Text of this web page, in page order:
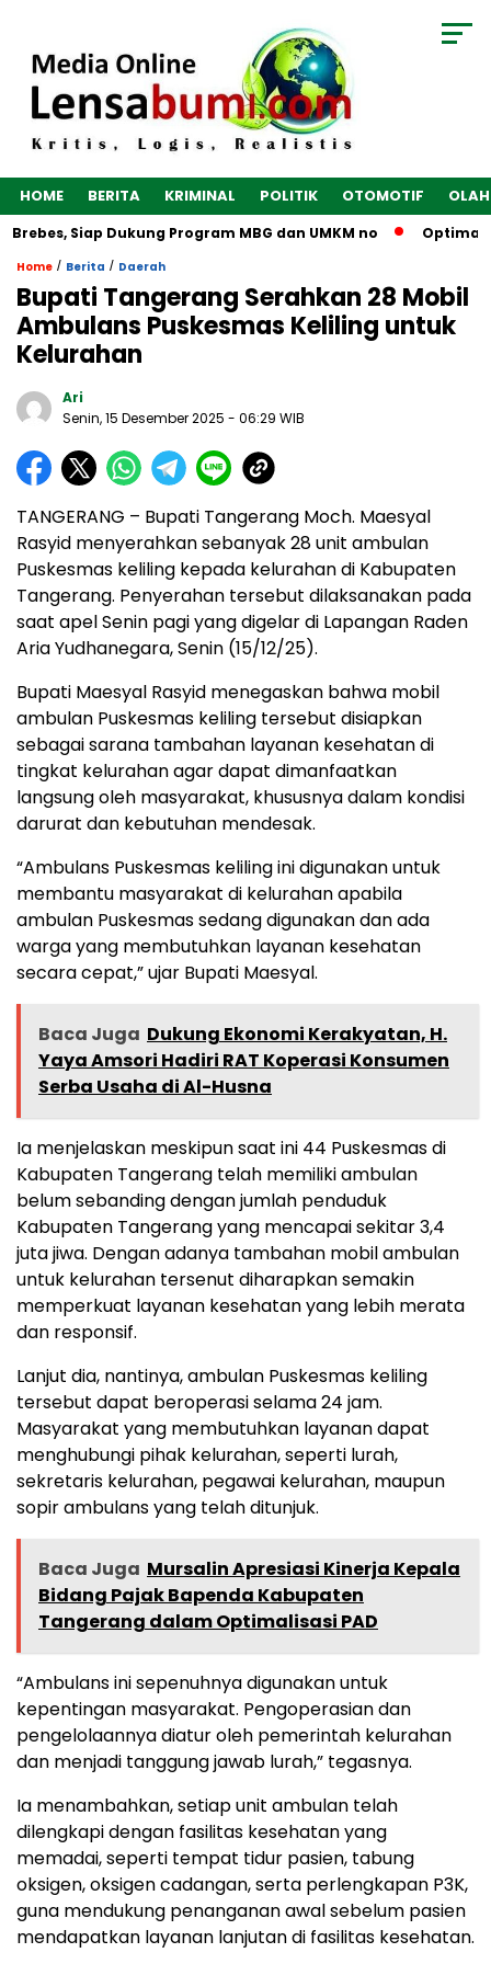
HOME BERITA KRIMINAL POLITIK OTOMOTIF
Siap Dukung Program MBG dan UMKM no
Home / Berita / Daerah
Bupati Tangerang Serahkan 28 Mobil
Ambulans Puskesmas Keliling untuk
Kelurahan
Ari
Senin, 15 Desember 2025 - 06:29 WIB
TANGERANG – Bupati Tangerang Moch. Maesyal
Rasyid menyerahkan sebanyak 28 unit ambulan
Puskesmas keliling kepada kelurahan di Kabupaten
Tangerang. Penyerahan tersebut dilaksanakan pada
saat apel Senin pagi yang digelar di Lapangan Raden
Aria Yudhanegara, Senin (15/12/25).
Bupati Maesyal Rasyid menegaskan bahwa mobil
ambulan Puskesmas keliling tersebut disiapkan
sebagai sarana tambahan layanan kesehatan di
tingkat kelurahan agar dapat dimanfaatkan
langsung oleh masyarakat, khususnya dalam kondisi
darurat dan kebutuhan mendesak.
“Ambulans Puskesmas keliling ini digunakan untuk
membantu masyarakat di kelurahan apabila
ambulan Puskesmas sedang digunakan dan ada
warga yang membutuhkan layanan kesehatan
secara cepat,” ujar Bupati Maesyal.
Baca Juga Dukung Ekonomi Kerakyatan, H.
Yaya Amsori Hadiri RAT Koperasi Konsumen
Serba Usaha di Al-Husna
Ia menjelaskan meskipun saat ini 44 Puskesmas di
Kabupaten Tangerang telah memiliki ambulan
belum sebanding dengan jumlah penduduk
Kabupaten Tangerang yang mencapai sekitar 3,4
juta jiwa. Dengan adanya tambahan mobil ambulan
untuk kelurahan tersenut diharapkan semakin
memperkuat layanan kesehatan yang lebih merata
dan responsif.
Lanjut dia, nantinya, ambulan Puskesmas keliling
tersebut dapat beroperasi selama 24 jam.
Masyarakat yang membutuhkan layanan dapat
menghubungi pihak kelurahan, seperti lurah,
sekretaris kelurahan, pegawai kelurahan, maupun
sopir ambulans yang telah ditunjuk.
Baca Juga Mursalin Apresiasi Kinerja Kepala
Bidang Pajak Bapenda Kabupaten
Tangerang dalam Optimalisasi PAD
“Ambulans ini sepenuhnya digunakan untuk
kepentingan masyarakat. Pengoperasian dan
pengelolaannya diatur oleh pemerintah kelurahan
dan menjadi tanggung jawab lurah,” tegasnya.
Ia menambahkan, setiap unit ambulan telah
dilengkapi dengan fasilitas kesehatan yang
memadai, seperti tempat tidur pasien, tabung
oksigen, oksigen cadangan, serta perlengkapan P3K,
guna mendukung penanganan awal sebelum pasien
mendapatkan layanan lanjutan di fasilitas kesehatan.